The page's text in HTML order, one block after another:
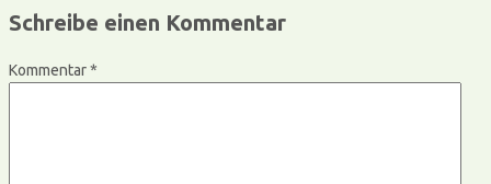
Schreibe einen Kommentar
Kommentar*